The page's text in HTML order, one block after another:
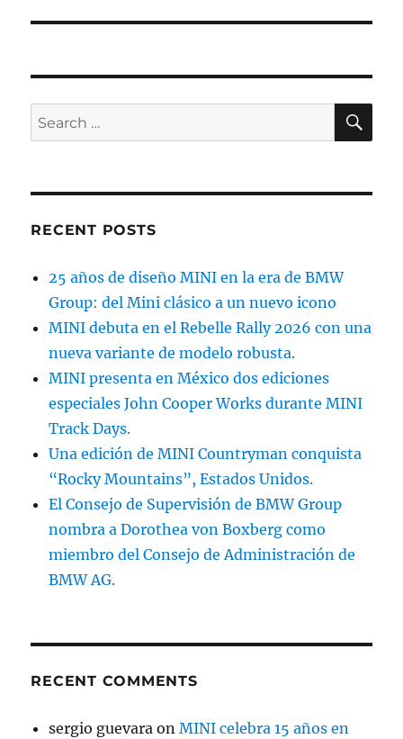
Search
for:
RECENT POSTS
25 años de diseño MINI en la era de BMW
Group: del Mini clásico a un nuevo icono
MINI debuta en el Rebelle Rally 2026 con una
nueva variante de modelo robusta.
MINI presenta en México dos ediciones
especiales John Cooper Works durante MINI
Track Days.
Una edición de MINI Countryman conquista
“Rocky Mountains”, Estados Unidos.
El Consejo de Supervisión de BMW Group
nombra a Dorothea von Boxberg como
miembro del Consejo de Administración de
BMW AG.
RECENT COMMENTS
sergio guevara onMINI celebra 15 años en